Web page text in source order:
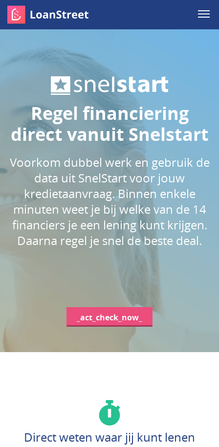
Regel financiering
direct vanuit Snelstart
Voorkom dubbel werk en gebruik de
data uit SnelStart voor jouw
kredietaanvraag. Binnen enkele
minuten weet je bij welke van de 14
financiers je een lening kunt krijgen.
Daarna regel je snel de beste deal.
_act_check_now_
Direct weten waar jij kunt lenen